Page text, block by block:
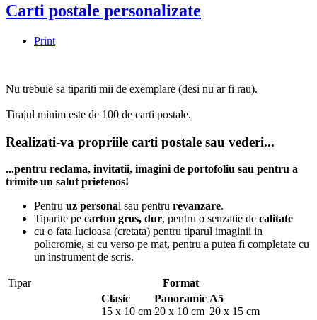
Carti postale personalizate
Print
Nu trebuie sa tipariti mii de exemplare (desi nu ar fi rau).
Tirajul minim este de 100 de carti postale.
Realizati-va propriile carti postale sau vederi...
...pentru reclama, invitatii, imagini de portofoliu sau pentru a
trimite un salut prietenos!
Pentru uz personal sau pentru revanzare.
Tiparite pe carton gros, dur, pentru o senzatie de calitate
cu o fata lucioasa (cretata) pentru tiparul imaginii in
policromie, si cu verso pe mat, pentru a putea fi completate cu
un instrument de scris.
Tipar
Format
Clasic
15 x 10 cm
Panoramic
20 x 10 cm
A5
20 x 15 cm